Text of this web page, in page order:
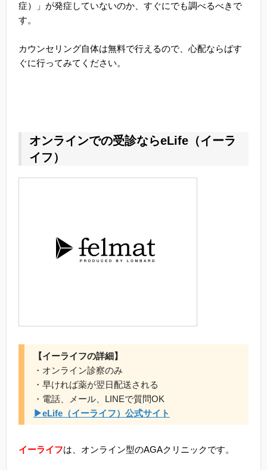
症）」が発症していないのか、すぐにでも調べるべきで
す。
カウンセリング自体は無料で行えるので、心配ならばす
ぐに行ってみてください。
オンラインでの受診ならeLife（イーラ
イフ）
【イーライフの詳細】
・オンライン診察のみ
・早ければ薬が翌日配送される
・電話、メール、LINEで質問OK
▶eLife（イーライフ）公式サイト
イーライフは、オンライン型のAGAクリニックです。